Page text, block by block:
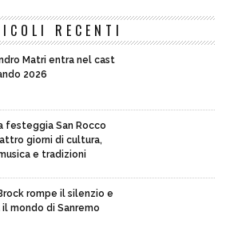
RECENTI
Matri entra nel cast
2026
festeggia San Rocco
giorni di cultura,
e tradizioni
rompe il silenzio e
il mondo di Sanremo